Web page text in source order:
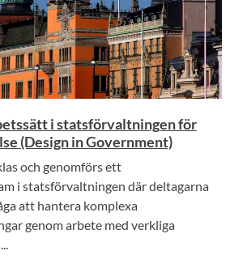
i statsförvaltningen för
(Design in Government)
och genomförs ett
i statsförvaltningen där deltagarna
att hantera komplexa
genom arbete med verkliga